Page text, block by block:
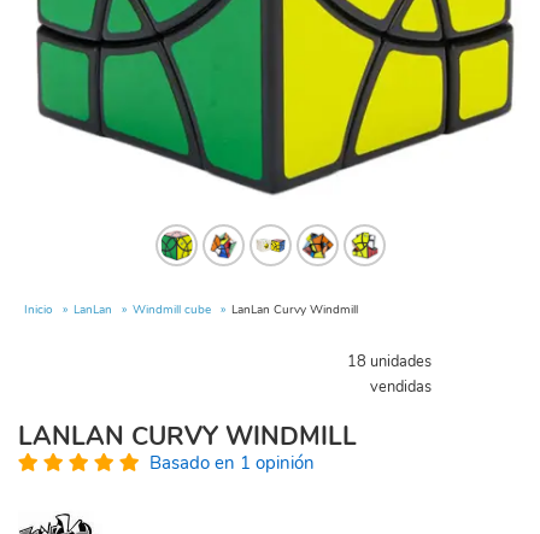
Inicio LanLan Windmill cube LanLan Curvy Windmill
18 unidades
vendidas
LANLAN CURVY WINDMILL
Basado en 1 opinión